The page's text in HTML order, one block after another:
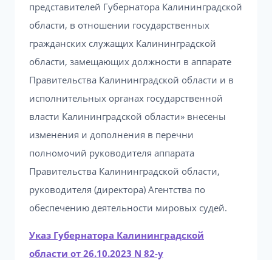
представителей Губернатора Калининградской
области, в отношении государственных
гражданских служащих Калининградской
области, замещающих должности в аппарате
Правительства Калининградской области и в
исполнительных органах государственной
власти Калининградской области» внесены
изменения и дополнения в перечни
полномочий руководителя аппарата
Правительства Калининградской области,
руководителя (директора) Агентства по
обеспечению деятельности мировых судей.
Указ Губернатора Калининградской
области от 26.10.2023 N 82-у